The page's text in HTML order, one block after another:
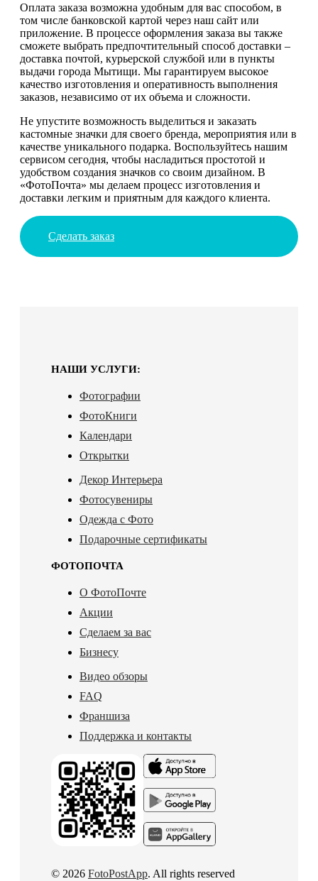
Оплата заказа возможна удобным для вас способом, в
том числе банковской картой через наш сайт или
приложение. В процессе оформления заказа вы также
сможете выбрать предпочтительный способ доставки –
доставка почтой, курьерской службой или в пункты
выдачи города Мытищи. Мы гарантируем высокое
качество изготовления и оперативность выполнения
заказов, независимо от их объема и сложности.
Не упустите возможность выделиться и заказать
кастомные значки для своего бренда, мероприятия или в
качестве уникального подарка. Воспользуйтесь нашим
сервисом сегодня, чтобы насладиться простотой и
удобством создания значков со своим дизайном. В
«ФотоПочта» мы делаем процесс изготовления и
доставки легким и приятным для каждого клиента.
Сделать заказ
НАШИ УСЛУГИ:
Фотографии
ФотоКниги
Календари
Открытки
Декор Интерьера
Фотосувениры
Одежда с Фото
Подарочные сертификаты
ФОТОПОЧТА
О ФотоПочте
Акции
Сделаем за вас
Бизнесу
Видео обзоры
FAQ
Франшиза
Поддержка и контакты
© 2026 FotoPostApp. All rights reserved